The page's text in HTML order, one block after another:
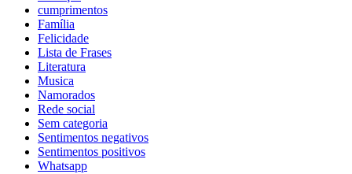
cumprimentos
Família
Felicidade
Lista de Frases
Literatura
Musica
Namorados
Rede social
Sem categoria
Sentimentos negativos
Sentimentos positivos
Whatsapp